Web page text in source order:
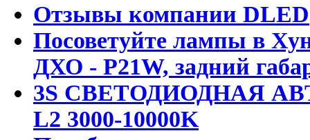
Отзывы компании DLED
Посоветуйте лампы в
ДХО - P21W, задний
3S СВЕТОДИОДНАЯ
L2 3000-10000K